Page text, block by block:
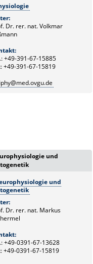
Dr. rer. nat. Volkmar
+49-391-67-15885
+49-391-67-15819
iphy@med.ovgu.de
und
und
Dr. rer. nat. Markus
+49-0391-67-13628
+49-0391-67-15819